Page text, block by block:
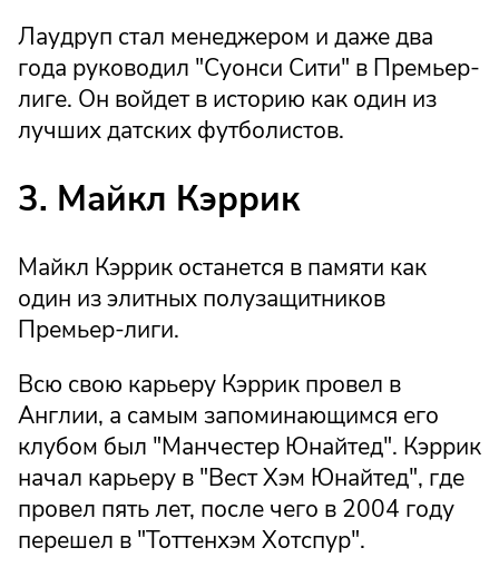
Лаудруп стал менеджером и даже два
года руководил "Суонси Сити" в Премьер-
лиге. Он войдет в историю как один из
лучших датских футболистов.
3. Майкл Кэррик
Майкл Кэррик останется в памяти как
один из элитных полузащитников
Премьер-лиги.
Всю свою карьеру Кэррик провел в
Англии, а самым запоминающимся его
клубом был "Манчестер Юнайтед". Кэррик
начал карьеру в "Вест Хэм Юнайтед", где
провел пять лет, после чего в 2004 году
перешел в "Тоттенхэм Хотспур".